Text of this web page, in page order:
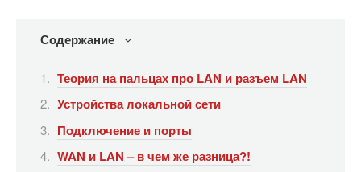
Содержание
Теория на пальцах про LAN и разъем LAN
Устройства локальной сети
Подключение и порты
WAN и LAN – в чем же разница?!